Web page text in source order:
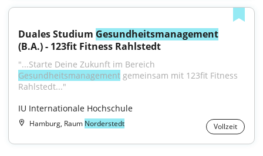
Duales Studium Gesundheitsmanagement
(B.A.) - 123fit Fitness Rahlstedt
Gesundheitsmanagement gemeinsam mit 123fit Fitness
Rahlstedt..."
IU Internationale Hochschule
Hamburg, Raum Norderstedt Vollzeit